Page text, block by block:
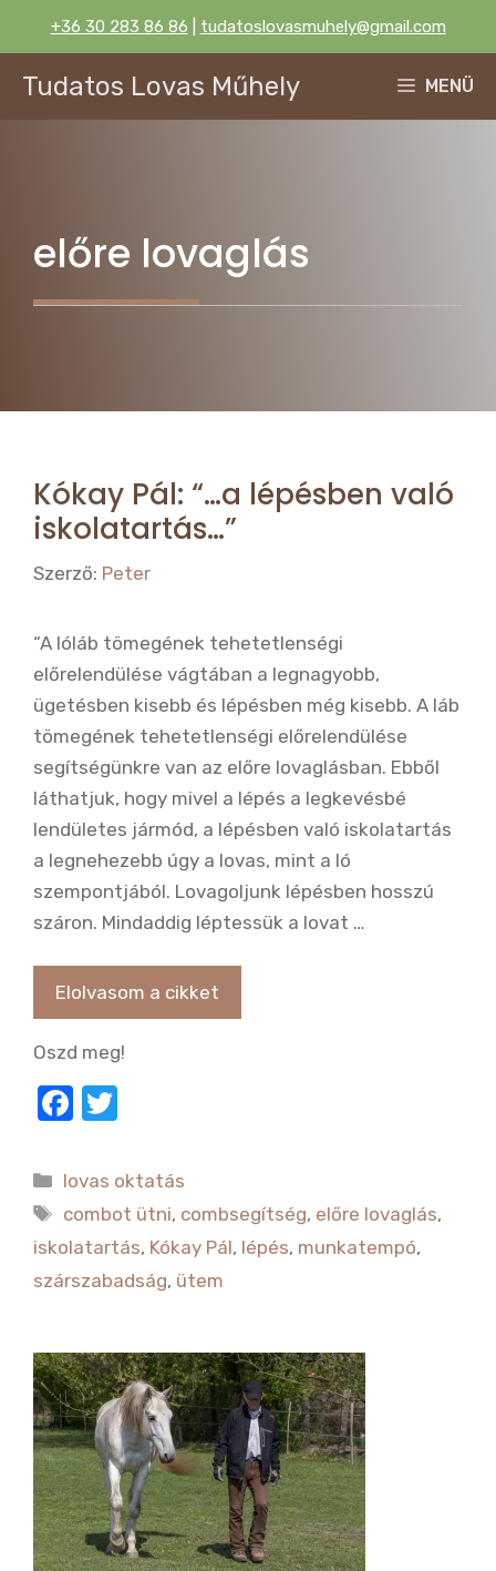
tartalomba
+36 30 283 86 86 tudatoslovasmuhely@gmail.com
Tudatos Lovas Műhely MENÜ
előre lovaglás
Kókay Pál: “…a lépésben való
iskolatartás…”
Szerző: Peter
“A lóláb tömegének tehetetlenségi
előrelendülése vágtában a legnagyobb,
ügetésben kisebb és lépésben még kisebb. A láb
tömegének tehetetlenségi előrelendülése
segítségünkre van az előre lovaglásban. Ebből
láthatjuk, hogy mivel a lépés a legkevésbé
lendületes jármód, a lépésben való iskolatartás
a legnehezebb úgy a lovas, mint a ló
szempontjából. Lovagoljunk lépésben hosszú
száron. Mindaddig léptessük a lovat …
Elolvasom a cikket
Oszd meg!
F
c
e
b
o
k
it
te
r
Kategória
lovas oktatás
Címkék
combot ütni, combsegítség, előre lovaglás,
iskolatartás, Kókay Pál, lépés, munkatempó,
szárszabadság, ütem